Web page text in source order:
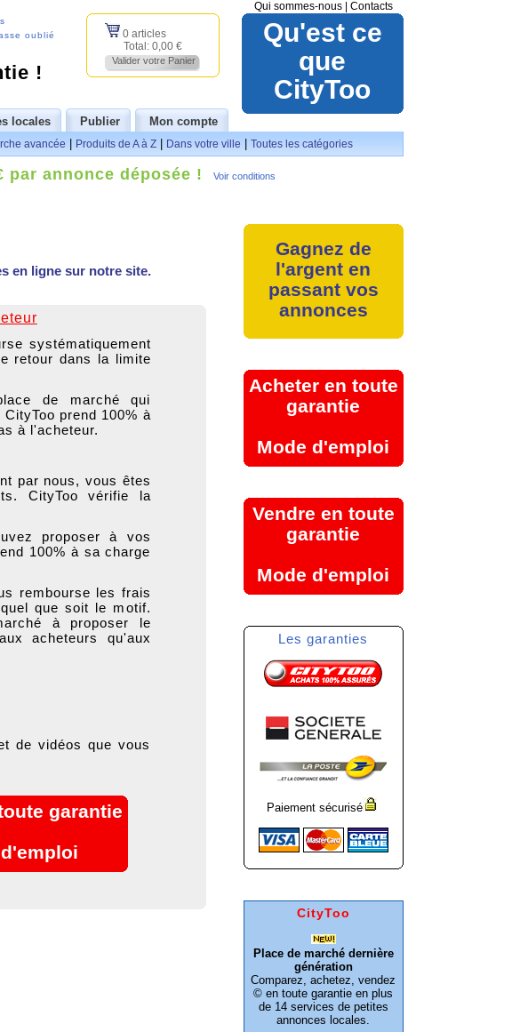
Qui sommes-nous| Contacts
oublié
0 articles
Total: 0,00 €
Valider votre Panier
Qu'est ce
que
CityToo
!
locales Publier
Mon compte
avancée Produits de A à Z Dans votre ville Toutes les catégories
par annonce déposée ! Voir conditions
en ligne sur notre site.
systématiquement
retour dans la limite
de marché qui
prend 100% à
à l'acheteur.
par nous, vous êtes
CityToo vérifie la
proposer à vos
100% à sa charge
rembourse les frais
que soit le motif.
à proposer le
acheteurs qu'aux
de vidéos que vous
garantie
Gagnez de
l'argent en
passant vos
annonces
Acheter en toute
garantie
Mode d'emploi
Vendre en toute
garantie
Mode d'emploi
Les garanties
Paiement sécurisé
CityToo
Place de marché dernière
génération
Comparez, achetez, vendez
© en toute garantie en plus
de 14 services de petites
annonces locales.